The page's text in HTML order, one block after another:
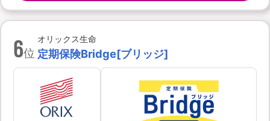
6位
オリックス生命
定期保険Bridge[ブリッジ]